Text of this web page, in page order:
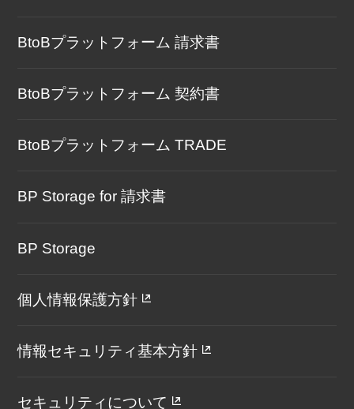
BtoBプラットフォーム 請求書
BtoBプラットフォーム 契約書
BtoBプラットフォーム TRADE
BP Storage for 請求書
BP Storage
個人情報保護方針
情報セキュリティ基本方針
セキュリティについて